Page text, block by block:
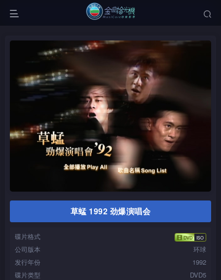
草蜢 1992 劲爆演唱会
碟片格式
公司版本
环球
发行年份
1992
碟片类型
DVD5